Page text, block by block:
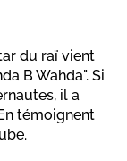
du raï vient
B Wahda". Si
il a
témoignent